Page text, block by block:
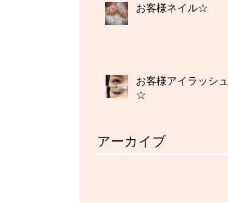
お客様ネイル☆
お客様アイラッシュ
☆
アーカイブ